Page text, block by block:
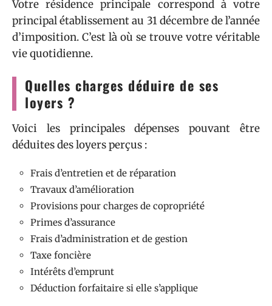
Votre résidence principale correspond à votre
principal établissement au 31 décembre de l’année
d’imposition. C’est là où se trouve votre véritable
vie quotidienne.
Quelles charges déduire de ses
loyers ?
Voici les principales dépenses pouvant être
déduites des loyers perçus :
Frais d’entretien et de réparation
Travaux d’amélioration
Provisions pour charges de copropriété
Primes d’assurance
Frais d’administration et de gestion
Taxe foncière
Intérêts d’emprunt
Déduction forfaitaire si elle s’applique